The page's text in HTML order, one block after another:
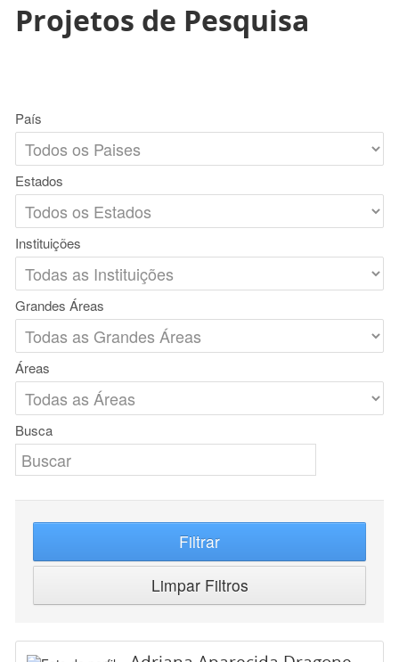
Projetos de Pesquisa
País
Estados
Instituições
Grandes Áreas
Áreas
Busca
Filtrar
Limpar Filtros